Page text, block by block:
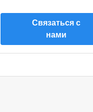
Связаться с
нами